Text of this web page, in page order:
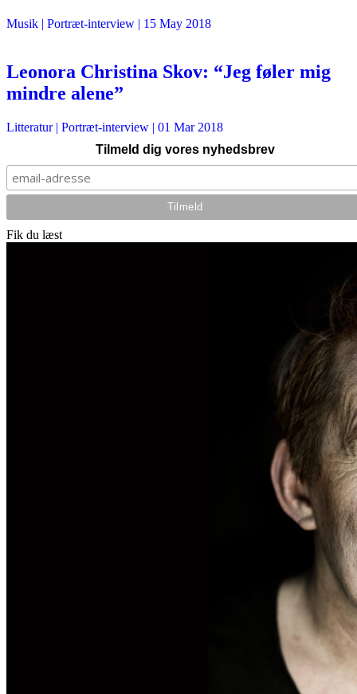
Musik | Portræt-interview | 15 May 2018
Leonora Christina Skov: “Jeg føler mig
mindre alene”
Litteratur| Portræt-interview | 01 Mar 2018
Tilmeld dig vores nyhedsbrev
Fik du læst